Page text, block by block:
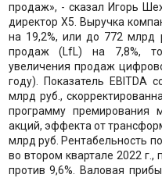
продаж», - сказал Игорь
директор Х5. Выручка
на 19,2%, или до 772 млрд
продаж (LfL) на 7,8%,
увеличения продаж
году). Показатель EBITDA
млрд руб.,
программу премирования
акций, эффекта от
млрд руб. Рентабельность
во втором квартале 2022 г.,
против 9,6%. Валовая